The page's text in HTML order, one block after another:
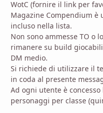
WotC (fornire il link per
Magazine Compendium
incluso nella lista.
Non sono ammesse TO o
rimanere su build
DM medio.
Si richiede di utilizzare il
in coda al presente
Ad ogni utente è
personaggi per classe